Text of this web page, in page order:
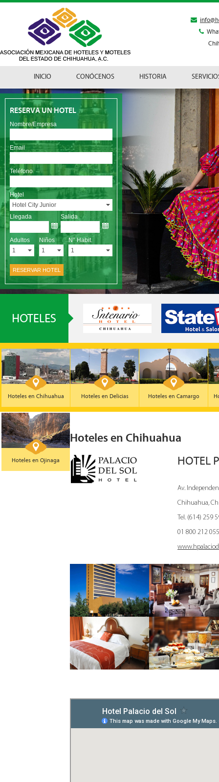
INICIO CONÓCENOS HISTORIA
Hoteles en Chihuahua Hoteles en Delicias Hoteles en Camargo
Hoteles en Ojinaga
Hoteles en Chihuahua
HOTEL
Av.
Chihuahua,
Tel. (614) 259
01 800 212